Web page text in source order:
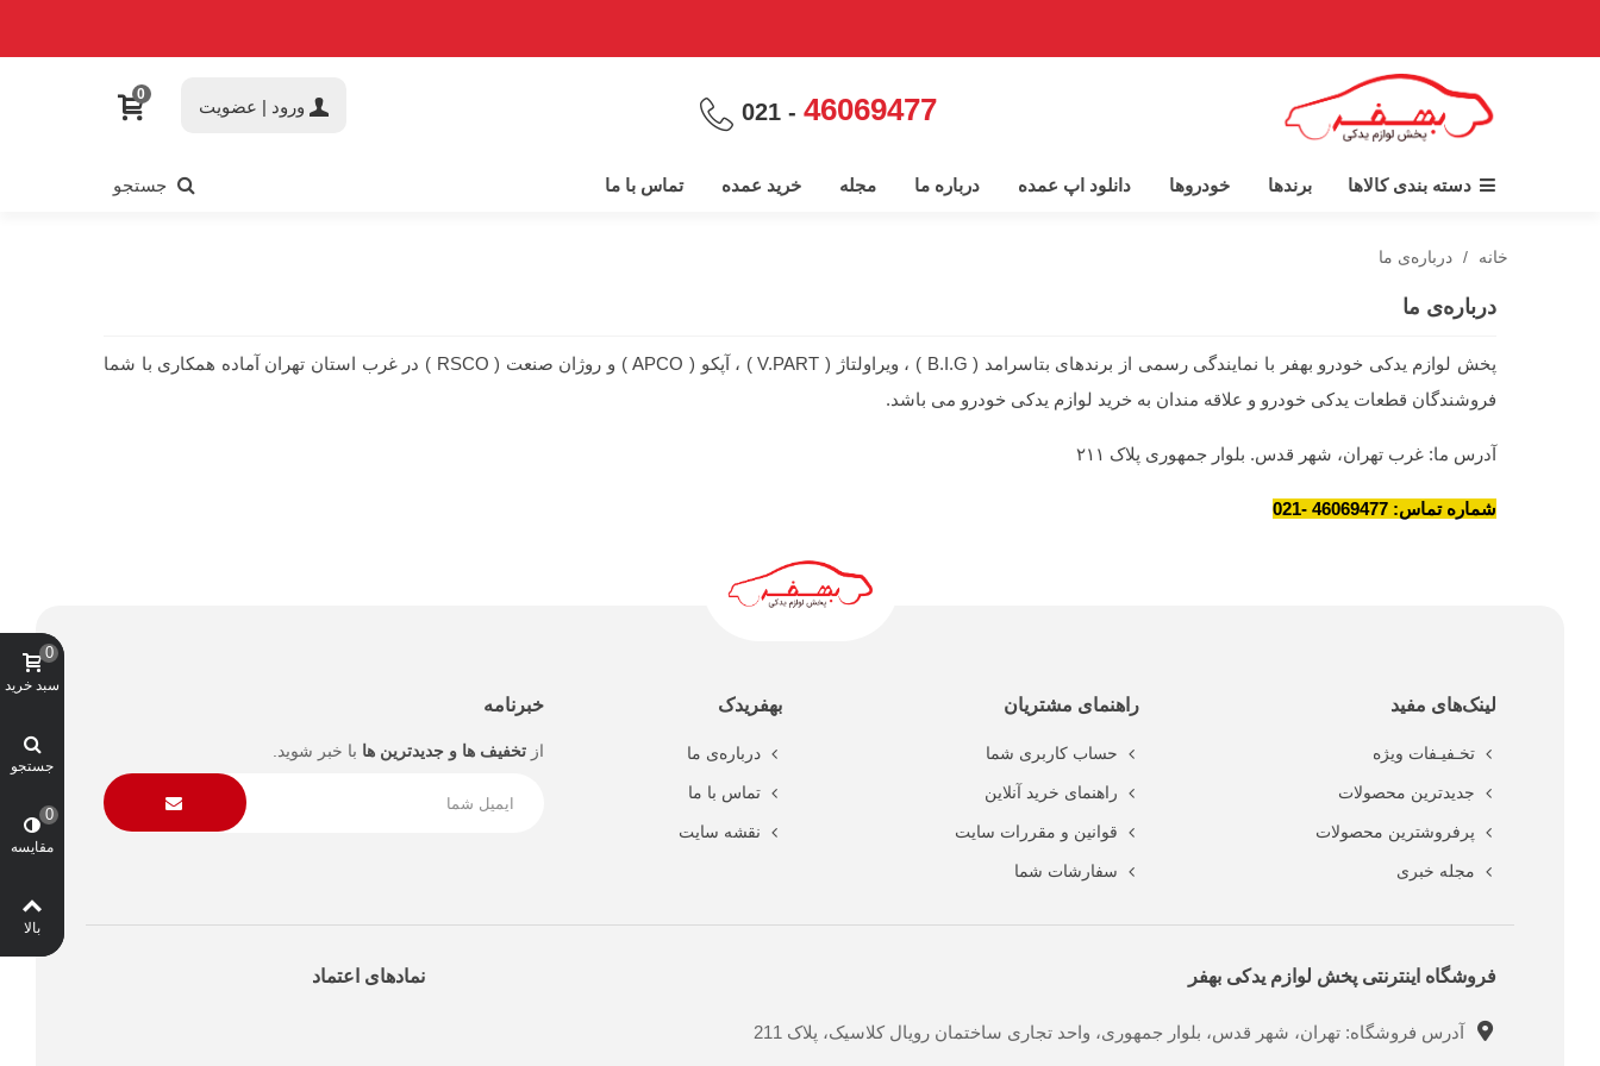
46069477
- 021 ورود | عضویت
0
دسته بندی کالاها برندها خودروها دانلود اپ عمده درباره ما مجله خرید عمده تماس با ما جستجو
خانه / درباره‌ی ما
درباره‌ی ما
پخش لوازم یدکی خودرو بهفر با نمایندگی رسمی از برندهای بتاسرامد ( B.I.G ) ، ویراولتاژ ( V.PART ) ، آپکو ( APCO ) و روژان صنعت ( RSCO ) در غرب استان تهران آماده همکاری با شما
فروشندگان قطعات یدکی خودرو و علاقه مندان به خرید لوازم یدکی خودرو می باشد.
آدرس ما: غرب تهران، شهر قدس. بلوار جمهوری پلاک ۲۱۱
شماره تماس: 46069477 -021
لینک‌های مفید
تخـفیـفات ویژه
جدیدترین محصولات
پرفروشترین محصولات
مجله خبری
راهنمای مشتریان
حساب کاربری شما
راهنمای خرید آنلاین
قوانین و مقررات سایت
سفارشات شما
بهفریدک
درباره‌ی ما
تماس با ما
نقشه سایت
خبرنامه
از تخفیف ها و جدیدترین ها با خبر شوید.
فروشگاه اینترنتی پخش لوازم یدکی بهفر
آدرس فروشگاه: تهران، شهر قدس، بلوار جمهوری، واحد تجاری ساختمان رویال کلاسیک، پلاک 211
نمادهای اعتماد
سبد خرید
0
جستجو
مقایسه
0
بالا